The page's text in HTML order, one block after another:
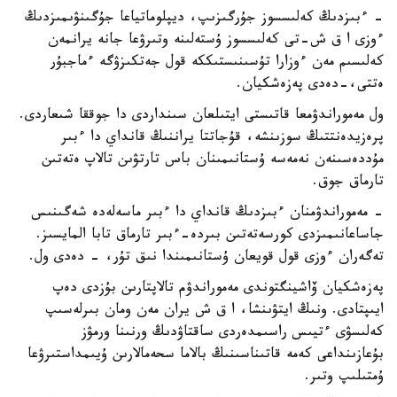
- ءبىزدىڭ كەلىسسوز جۇرگىزىپ، ديپلوماتياعا جۇگىنۋىمىزدىڭ
ءوزى ا ق ش-تى كەلىسسوز ۇستەلىنە وتىرۋعا جانە يرانمەن
كەلىسىم مەن ءوزارا تۇسىنىستىككە قول جەتكىزۋگە ءماجبۇر
ەتتى،-دەدى پەزەشكيان.
ول مەموراندۋمعا قاتىستى ايتىلعان سىنداردى دا جوققا شىعاردى.
پرەزيدەنتتىڭ سوزىنشە، قۇجاتتا يراننىڭ قانداي دا ءبىر
مۇددەسىنەن نەمەسە ۇستانىمىنان باس تارتۋىن تالاپ ەتەتىن
تارماق جوق.
- مەموراندۋمنان ءبىزدىڭ قانداي دا ءبىر ماسەلەدە شەگىنىس
جاساعانىمىزدى كورسەتەتىن بىردە-ءبىر تارماق تابا المايسىز.
تەگەران ءوزى قول قويعان ۇستانىمىندا نىق تۇر، - دەدى ول.
پەزەشكيان ۆاشينگتوندى مەموراندۋم تالاپتارىن بۇزدى دەپ
ايىپتادى. ونىڭ ايتۋىنشا، ا ق ش يران مەن ومان بىرلەسىپ
كەلىسۋى ءتيىس راسىمدەردى ساقتاۋدىڭ ورنىنا ورمۋز
بۇعازىنداعى كەمە قاتىناسىنىڭ بالاما سحەمالارىن ۇيىمداستىرۋعا
ۇمتىلىپ وتىر.